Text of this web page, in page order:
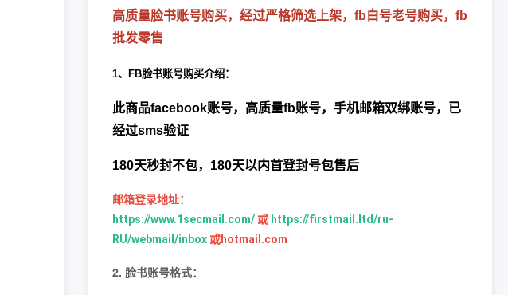
高质量脸书账号购买，经过严格筛选上架，fb白号老号购买，fb
批发零售
1、 FB脸书账号购买介绍：
此商品facebook账号， 高质量fb账号， 手机邮箱双绑账号，已
经过sms验证
180天秒封不包，180天以内首登封号包售后
邮箱登录地址：
https://www.1secmail.com/ 或 https://firstmail.ltd/ru-
RU/webmail/inbox 或hotmail.com
2. 脸书账号格式：